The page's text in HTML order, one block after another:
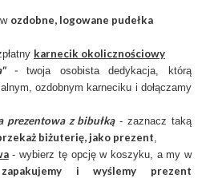
ozdobne, logowane pudełka
karnecik okolicznościowy
-twoja osobista dedykacja, którą
ozdobnym karneciku i dołączamy
prezentowa z bibułką- zaznacz taką
biżuterię, jako prezent
a- wybierz tę opcję w koszyku, a my w
zapakujemy i wyślemy prezent